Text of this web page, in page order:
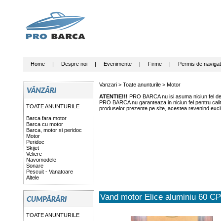
Home| Despre noi| Evenimente| Firme| Permis de
TOATE ANUNTURILE
Barca fara motor
Barca cu motor
Barca, motor si peridoc
Motor
Peridoc
Skijet
Veliere
Navomodele
Sonare
Pescuit - Vanatoare
Altele
TOATE ANUNTURILE
Vanzari > Toate anunturile> Motor
ATENTIE!!! PRO BARCA nu isi asuma niciun fel
PRO BARCA nu garanteaza in niciun fel pentru
produselor prezente pe site, acestea revenind
Vand motor Elice aluminiu 60 CP